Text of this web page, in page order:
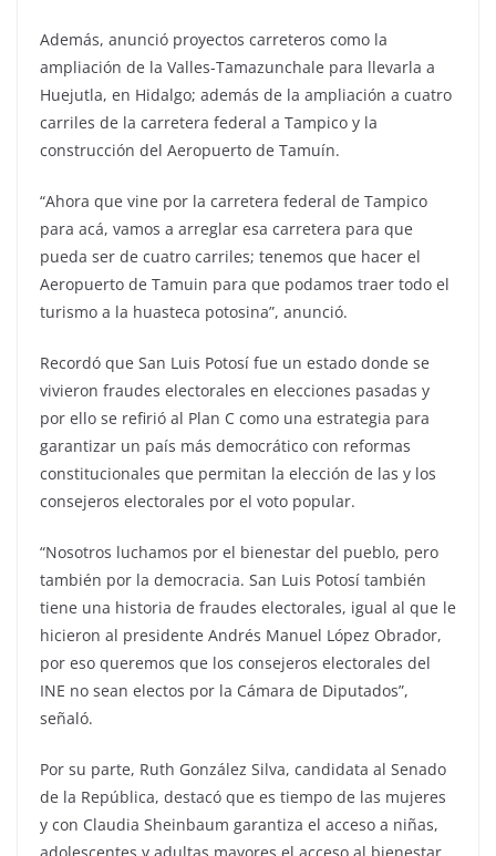
Además, anunció proyectos carreteros como la
ampliación de la Valles-Tamazunchale para llevarla a
Huejutla, en Hidalgo; además de la ampliación a cuatro
carriles de la carretera federal a Tampico y la
construcción del Aeropuerto de Tamuín.
“Ahora que vine por la carretera federal de Tampico
para acá, vamos a arreglar esa carretera para que
pueda ser de cuatro carriles; tenemos que hacer el
Aeropuerto de Tamuin para que podamos traer todo el
turismo a la huasteca potosina”, anunció.
Recordó que San Luis Potosí fue un estado donde se
vivieron fraudes electorales en elecciones pasadas y
por ello se refirió al Plan C como una estrategia para
garantizar un país más democrático con reformas
constitucionales que permitan la elección de las y los
consejeros electorales por el voto popular.
“Nosotros luchamos por el bienestar del pueblo, pero
también por la democracia. San Luis Potosí también
tiene una historia de fraudes electorales, igual al que le
hicieron al presidente Andrés Manuel López Obrador,
por eso queremos que los consejeros electorales del
INE no sean electos por la Cámara de Diputados”,
señaló.
Por su parte, Ruth González Silva, candidata al Senado
de la República, destacó que es tiempo de las mujeres
y con Claudia Sheinbaum garantiza el acceso a niñas,